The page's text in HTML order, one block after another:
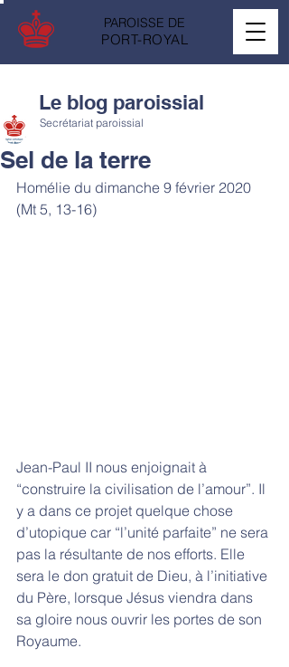
PAROISSE DE
PORT-ROYAL
Sel de la terre
Secrétariat paroissial
Homélie du dimanche 9 février 2020
(Mt 5, 13-16)
Jean-Paul II nous enjoignait à
“construire la civilisation de l’amour”. Il
y a dans ce projet quelque chose
d’utopique car “l’unité parfaite” ne sera
pas la résultante de nos efforts. Elle
sera le don gratuit de Dieu, à l’initiative
du Père, lorsque Jésus viendra dans
sa gloire nous ouvrir les portes de son
Royaume.
Le blog paroissial